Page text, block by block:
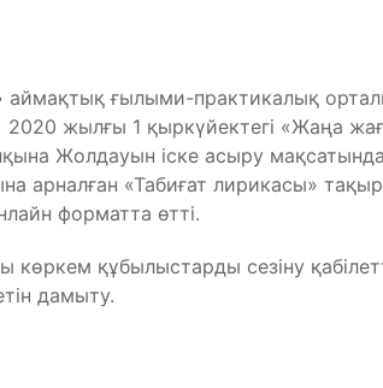
ғылыми-практикалық
жылғы 1 қыркүйектегі «Жаңа
Жолдауын іске асыру
арналған «Табиғат лирикасы»
форматта өтті.
құбылыстарды сезіну
дамыту.